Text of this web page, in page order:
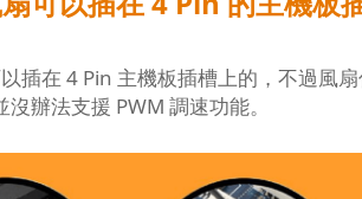
插在 4 Pin 主機板插槽上的，不過風
辦法支援 PWM 調速功能。